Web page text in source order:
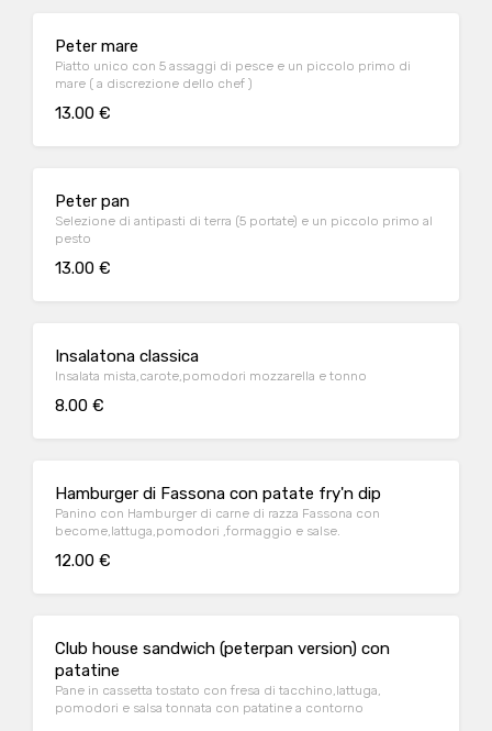
Peter mare
Piatto unico con 5 assaggi di pesce e un piccolo primo di
mare ( a discrezione dello chef )
13.00 €
Peter pan
Selezione di antipasti di terra (5 portate) e un piccolo primo al
pesto
13.00 €
Insalatona classica
Insalata mista,carote,pomodori mozzarella e tonno
8.00 €
Hamburger di Fassona con patate fry'n dip
Panino con Hamburger di carne di razza Fassona con
become,lattuga,pomodori ,formaggio e salse.
12.00 €
Club house sandwich (peterpan version) con
patatine
Pane in cassetta tostato con fresa di tacchino,lattuga,
pomodori e salsa tonnata con patatine a contorno